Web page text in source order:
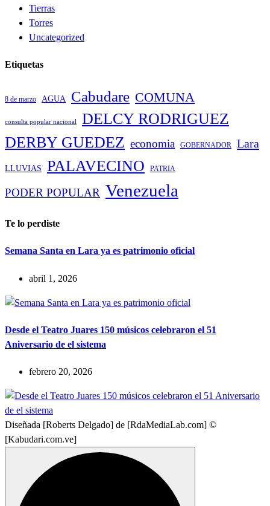
Tierras
Torres
Uncategorized
Etiquetas
8 de marzo AGUA Cabudare COMUNA
consulta popular nacional
DELCY RODRIGUEZ
DERBY GUEDEZ economia GOBERNADOR Lara
LLUVIAS PALAVECINO PATRIA
PODER POPULAR Venezuela
Te lo perdiste
Semana Santa en Lara ya es patrimonio oficial
abril 1, 2026
Desde el Teatro Juares 150 músicos celebraron el 51
Aniversario de el sistema
febrero 20, 2026
Diseñada [Roberts Delgado] de [RdaMediaLab.com] ©
[Kabudari.com.ve]